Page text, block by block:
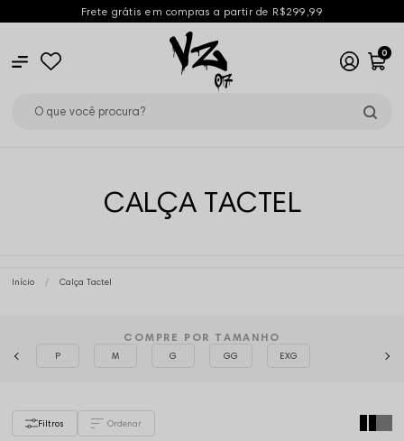
Frete grátis em compras a partir de R$299,99
0
CALÇA TACTEL
Início Calça Tactel
COMPRE POR TAMANHO
P M G GG EXG
Filtros